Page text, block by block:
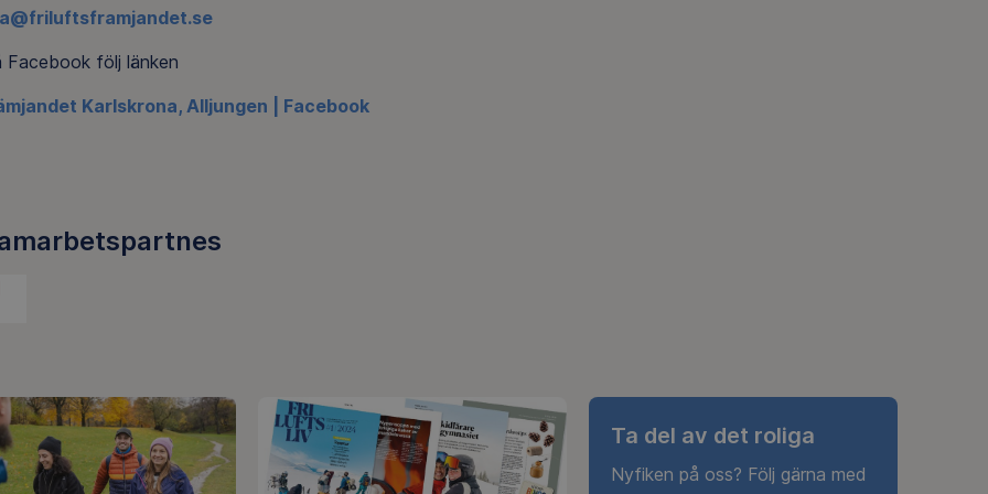
Facebook följ länken
Karlskrona, Alljungen | Facebook
Ta del av det roliga
Nyfiken på oss? Följ gärna med